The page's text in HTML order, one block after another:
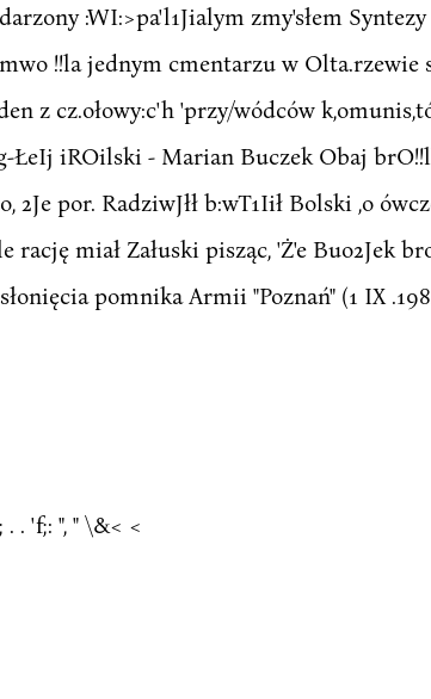
:WI:>pa'l1Jialym zmy'słem
!!la jednym cmentarzu w Olta.rzewie
z cz.ołowy:c'h 'przy/wódców
ŁeIj iROilski - Marian Buczek Obaj
por. RadziwJłł b:wT1Iił Bolski ,o
miał Załuski pisząc, 'Ż'e Buo2Jek
pomnika Armii "Poznań" (1 IX
. . 'f;: ", " \&< <